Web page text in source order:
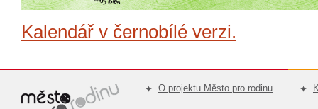
Kalendář v černobílé verzi.
O projektu Město pro rodinu